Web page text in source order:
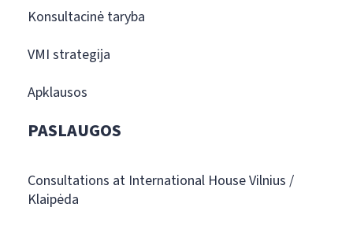
Konsultacinė taryba
VMI strategija
Apklausos
PASLAUGOS
Consultations at International House Vilnius /
Klaipėda